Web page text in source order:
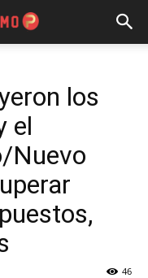
los
el
Nuevo
46